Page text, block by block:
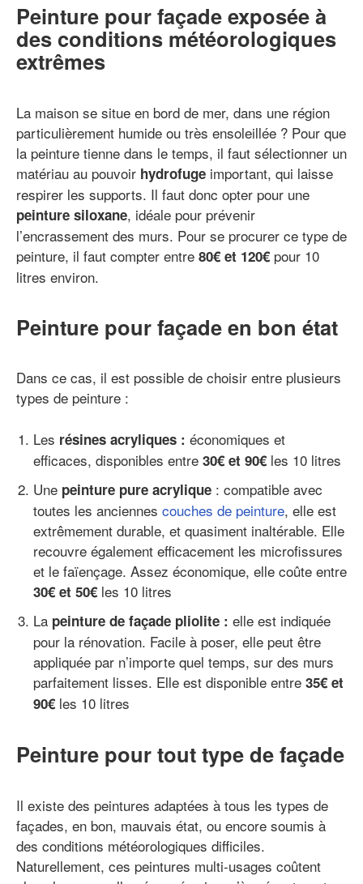
Peinture pour façade exposée à
des conditions météorologiques
extrêmes
La maison se situe en bord de mer, dans une région
particulièrement humide ou très ensoleillée ? Pour que
la peinture tienne dans le temps, il faut sélectionner un
matériau au pouvoir hydrofuge important, qui laisse
respirer les supports. Il faut donc opter pour une
peinture siloxane, idéale pour prévenir
l’encrassement des murs. Pour se procurer ce type de
peinture, il faut compter entre 80€ et 120€ pour 10
litres environ.
Peinture pour façade en bon état
Dans ce cas, il est possible de choisir entre plusieurs
types de peinture :
Les résines acryliques : économiques et
efficaces, disponibles entre 30€ et 90€ les 10 litres
Une peinture pure acrylique : compatible avec
toutes les anciennes couches de peinture, elle est
extrêmement durable, et quasiment inaltérable. Elle
recouvre également efficacement les microfissures
et le faïençage. Assez économique, elle coûte entre
30€ et 50€ les 10 litres
La peinture de façade pliolite : elle est indiquée
pour la rénovation. Facile à poser, elle peut être
appliquée par n’importe quel temps, sur des murs
parfaitement lisses. Elle est disponible entre 35€ et
90€ les 10 litres
Peinture pour tout type de façade
Il existe des peintures adaptées à tous les types de
façades, en bon, mauvais état, ou encore soumis à
des conditions météorologiques difficiles.
Naturellement, ces peintures multi-usages coûtent